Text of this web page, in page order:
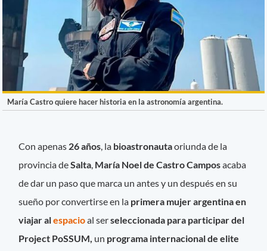
María Castro quiere hacer historia en la astronomía argentina.
Con apenas 26 años , la bioastronautaoriunda de la
provincia deSalta María Noel de Castro Camposacaba
de dar un paso que marca un antes y un después en su
sueño por convertirse en la primera mujer argentina en
viajar alespacioal serseleccionada para participar del
Project PoSSUM, un programa internacional de elite